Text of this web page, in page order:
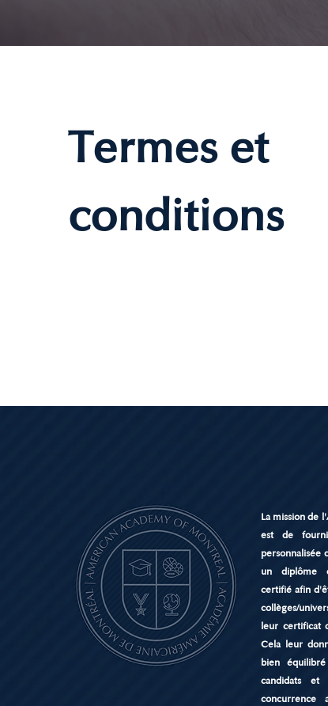
Termes et
conditions
La mission de
est de
personnalisée
un diplôme
certifié afin
collèges/
leur certificat
Cela leur
bien
candidats
concurrence